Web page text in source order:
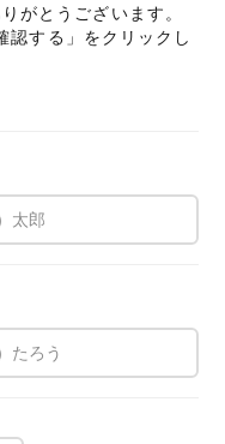
がとうございます。
認する」をクリックし